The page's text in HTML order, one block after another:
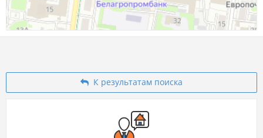
К результатам поиска